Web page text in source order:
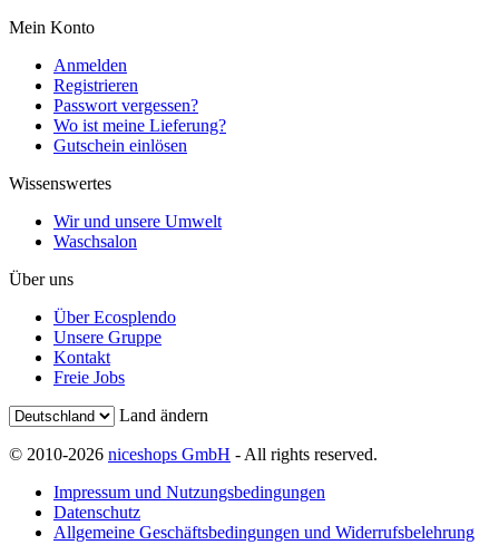
Mein Konto
Anmelden
Registrieren
Passwort vergessen?
Wo ist meine Lieferung?
Gutschein einlösen
Wissenswertes
Wir und unsere Umwelt
Waschsalon
Über uns
Über Ecosplendo
Unsere Gruppe
Kontakt
Freie Jobs
Land ändern
© 2010-2026 niceshops GmbH - All rights reserved.
Impressum und Nutzungsbedingungen
Datenschutz
Allgemeine Geschäftsbedingungen und Widerrufsbelehrung